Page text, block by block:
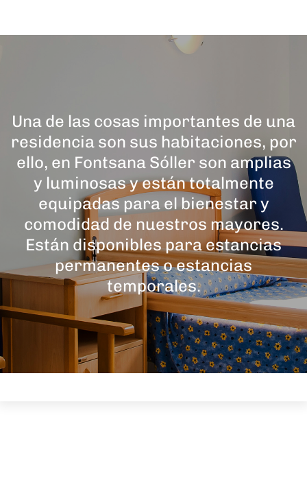
Una de las cosas importantes de una
residencia son sus habitaciones, por
ello, en Fontsana Sóller son amplias
y luminosas y están totalmente
equipadas para el bienestar y
comodidad de nuestros mayores.
Están disponibles para estancias
permanentes o estancias
temporales.